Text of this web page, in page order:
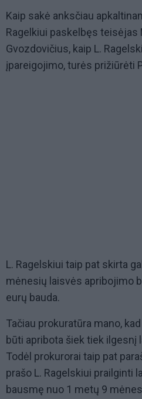
Kaip sakė anksčiau
Ragelkiui paskelbęs teisėjas
Gvozdovičius, kaip L.
įpareigojimo, turės prižiūrėti
L. Ragelskiui taip pat skirta
mėnesių laisvės apribojimo
eurų bauda.
Tačiau prokuratūra mano,
būti apribota šiek tiek
Todėl prokurorai taip pat
prašo L. Ragelskiui prailginti
bausmę nuo 1 metų 9